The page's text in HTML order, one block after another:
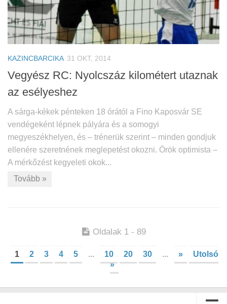
KAZINCBARCIKA 31 OKT, 2014
Vegyész RC: Nyolcszáz kilométert utaznak
az esélyeshez
A sárga-kékek pénteken 18 órától a Fino Kaposvár SE
vendégeként lépnek pályára és a somogyi
megyeszékhelyen, és – trénerük szerint – minden gondjuk
ellenére szeretnének meglepetést okozni. Örök optimista –
A mérkőzést kegyeleti okok...
Tovább »
Oldalak 1 - 89
1 2 3 4 5 ... 10 20 30 ... »
Utolsó
»